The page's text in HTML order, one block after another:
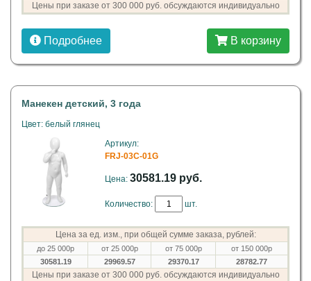
Цены при заказе от 300 000 руб. обсуждаются индивидуально
Подробнее В корзину
Манекен детский, 3 года
Цвет: белый глянец
Артикул:
FRJ-03C-01G
Цена: 30581.19 руб.
Количество: шт.
Цена за ед. изм., при общей сумме заказа, рублей:
до 25 000р от 25 000р от 75 000р
от 150 000р
30581.19
29969.57 29370.17 28782.77
Цены при заказе от 300 000 руб. обсуждаются индивидуально